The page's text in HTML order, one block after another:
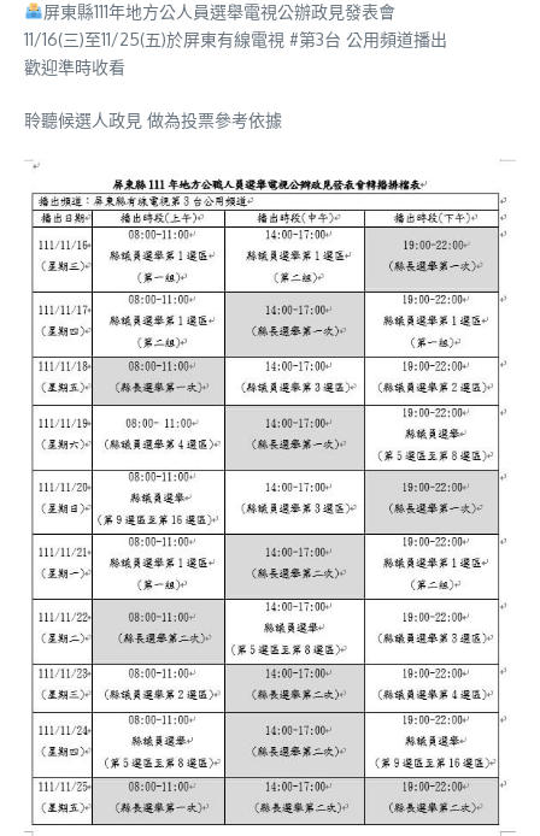
屏東縣111年地方公人員選舉電視公辦政見發表會
11/16(三)至11/25(五)於屏東有線電視 #第3台 公用頻道播出
歡迎準時收看
聆聽候選人政見 做為投票參考依據